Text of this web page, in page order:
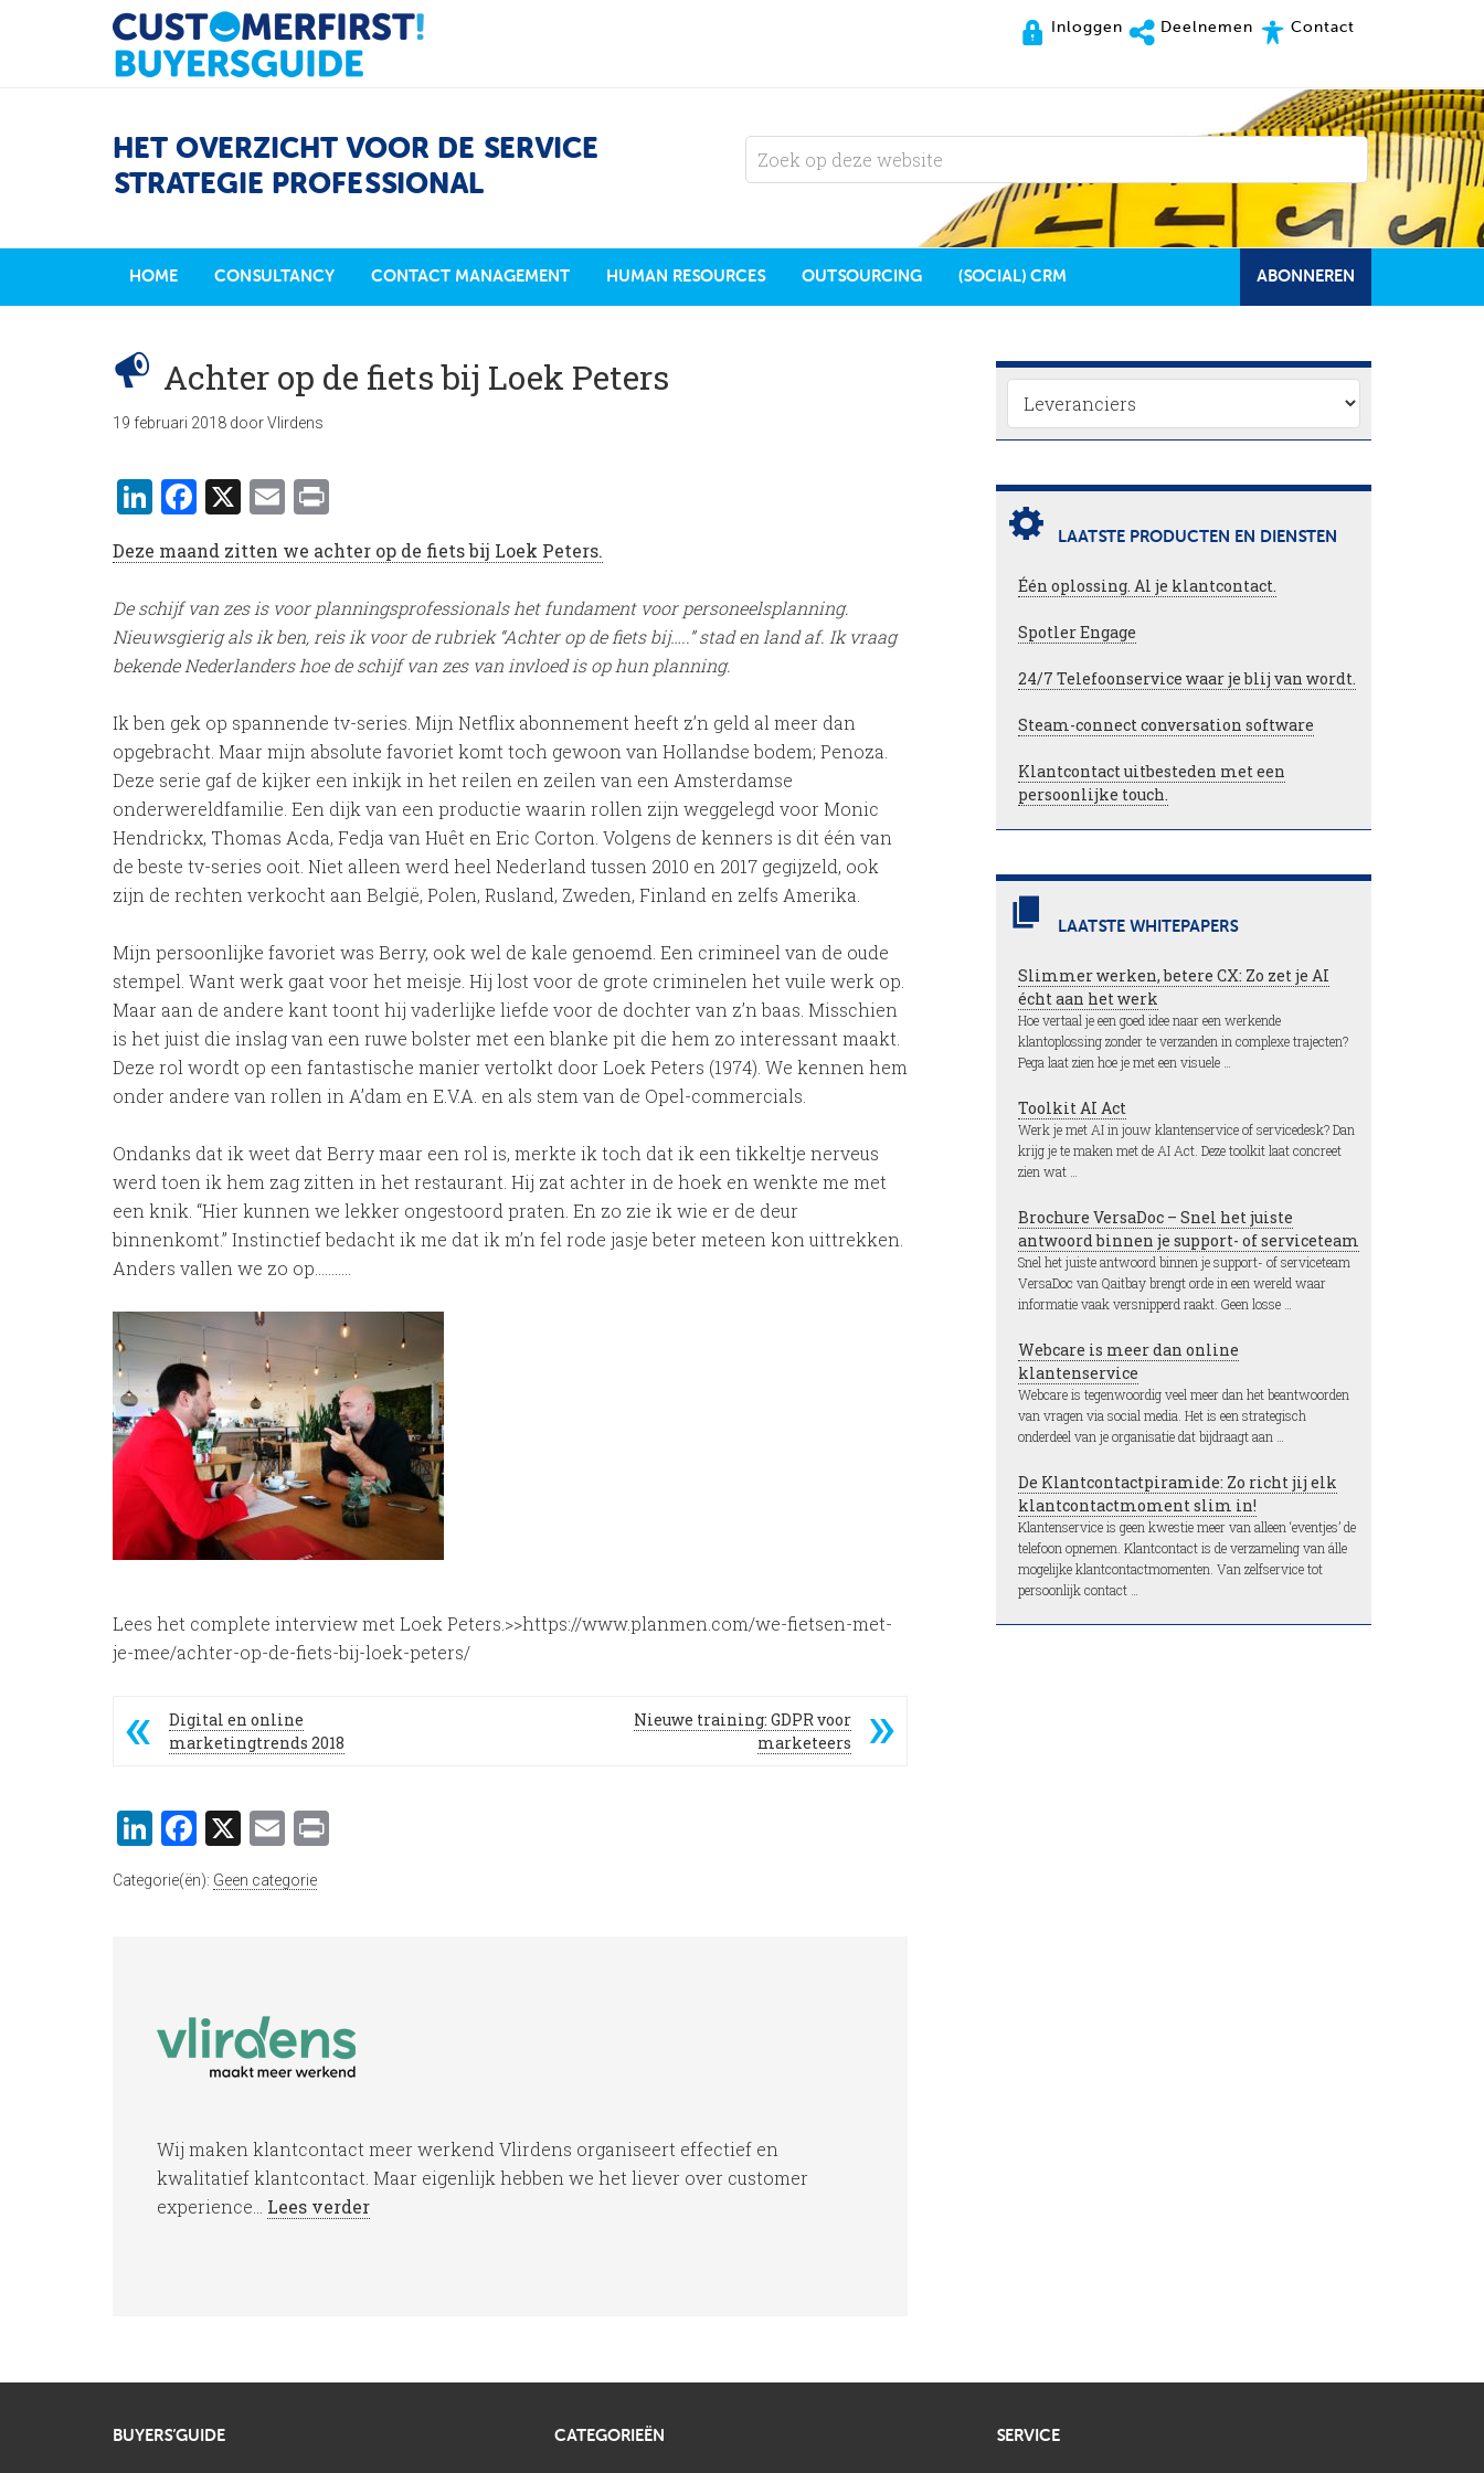
Inloggen Deelnemen Contact
HET OVERZICHT VOOR DE SERVICE
STRATEGIE PROFESSIONAL
HOME CONSULTANCY CONTACT MANAGEMENT HUMAN RESOURCES OUTSOURCING (SOCIAL) CRM ABONNEREN
Achter op de fiets bij Loek Peters
19 februari 2018 doorVlirdens
LinkedIn
Facebook
X Email
Deze maand zitten we achter op de fiets bij Loek Peters.
De schijf van zes is voor planningsprofessionals het fundament voor personeelsplanning.
Nieuwsgierig als ik ben, reis ik voor de rubriek “Achter op de fiets bij…..” stad en land af. Ik vraag
bekende Nederlanders hoe de schijf van zes van invloed is op hun planning.
Ik ben gek op spannende tv-series. Mijn Netflix abonnement heeft z’n geld al meer dan
opgebracht. Maar mijn absolute favoriet komt toch gewoon van Hollandse bodem; Penoza.
Deze serie gaf de kijker een inkijk in het reilen en zeilen van een Amsterdamse
onderwereldfamilie. Een dijk van een productie waarin rollen zijn weggelegd voor Monic
Hendrickx, Thomas Acda, Fedja van Huêt en Eric Corton. Volgens de kenners is dit één van
de beste tv-series ooit. Niet alleen werd heel Nederland tussen 2010 en 2017 gegijzeld, ook
zijn de rechten verkocht aan België, Polen, Rusland, Zweden, Finland en zelfs Amerika.
Mijn persoonlijke favoriet was Berry, ook wel de kale genoemd. Een crimineel van de oude
stempel. Want werk gaat voor het meisje. Hij lost voor de grote criminelen het vuile werk op.
Maar aan de andere kant toont hij vaderlijke liefde voor de dochter van z’n baas. Misschien
is het juist die inslag van een ruwe bolster met een blanke pit die hem zo interessant maakt.
Deze rol wordt op een fantastische manier vertolkt door Loek Peters (1974). We kennen hem
onder andere van rollen in A’dam en E.V.A. en als stem van de Opel-commercials.
Ondanks dat ik weet dat Berry maar een rol is, merkte ik toch dat ik een tikkeltje nerveus
werd toen ik hem zag zitten in het restaurant. Hij zat achter in de hoek en wenkte me met
een knik. “Hier kunnen we lekker ongestoord praten. En zo zie ik wie er de deur
binnenkomt.” Instinctief bedacht ik me dat ik m’n fel rode jasje beter meteen kon uittrekken.
Anders vallen we zo op………..
Lees het complete interview met Loek Peters.>>https://www.planmen.com/we-fietsen-met-
je-mee/achter-op-de-fiets-bij-loek-peters/
Digital en online
marketingtrends 2018
Nieuwe training: GDPR voor
marketeers
LinkedIn
Facebook
X Email
Categorie(ën): Geen categorie
Wij maken klantcontact meer werkend Vlirdens organiseert effectief en
kwalitatief klantcontact. Maar eigenlijk hebben we het liever over customer
experience... Lees verder
LAATSTE PRODUCTEN EN DIENSTEN
Één oplossing. Al je klantcontact.
Spotler Engage
24/7 Telefoonservice waar je blij van wordt.
Steam-connect conversation software
Klantcontact uitbesteden met een
persoonlijke touch.
LAATSTE WHITEPAPERS
Slimmer werken, betere CX: Zo zet je AI
écht aan het werk
Hoe vertaal je een goed idee naar een werkende
klantoplossing zonder te verzanden in complexe trajecten?
Pega laat zien hoe je met een visuele …
Toolkit AI Act
Werk je met AI in jouw klantenservice of servicedesk? Dan
krijg je te maken met de AI Act. Deze toolkit laat concreet
zien wat …
Brochure VersaDoc – Snel het juiste
antwoord binnen je support- of serviceteam
Snel het juiste antwoord binnen je support- of serviceteam
VersaDoc van Qaitbay brengt orde in een wereld waar
informatie vaak versnipperd raakt. Geen losse …
Webcare is meer dan online
klantenservice
Webcare is tegenwoordig veel meer dan het beantwoorden
van vragen via social media. Het is een strategisch
onderdeel van je organisatie dat bijdraagt aan …
De Klantcontactpiramide: Zo richt jij elk
klantcontactmoment slim in!
Klantenservice is geen kwestie meer van alleen ‘eventjes’ de
telefoon opnemen. Klantcontact is de verzameling van álle
mogelijke klantcontactmomenten. Van zelfservice tot
persoonlijk contact …
BUYERS’GUIDE CATEGORIEËN SERVICE